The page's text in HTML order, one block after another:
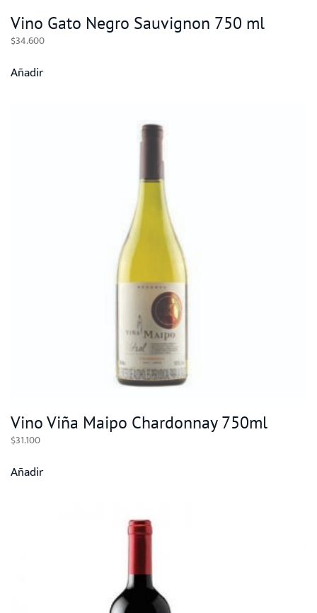
Vino Gato Negro Sauvignon 750 ml
$34.600
Añadir
Vino Viña Maipo Chardonnay 750ml
$31.100
Añadir